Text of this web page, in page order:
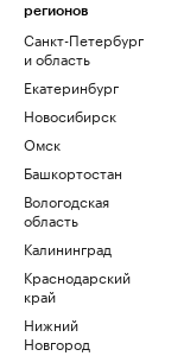
регионов
Санкт-Петербург
и область
Екатеринбург
Новосибирск
Омск
Башкортостан
Вологодская
область
Калининград
Краснодарский
край
Нижний
Новгород